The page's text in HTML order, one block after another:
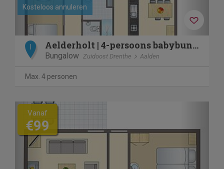
Kosteloos annuleren
Aelderholt | 4-persoons babybungalow | 4CN
Bungalow Zuidoost Drenthe Aalden
Max. 4 personen
Previous
Vanaf
€99